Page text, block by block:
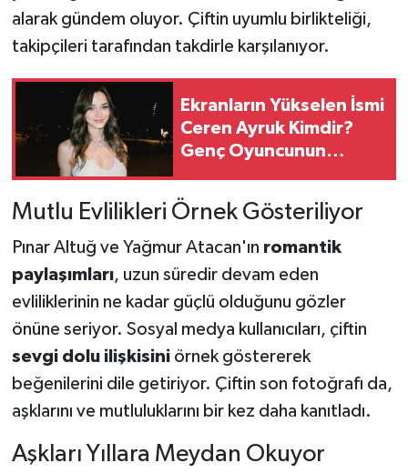
alarak gündem oluyor. Çiftin uyumlu birlikteliği,
takipçileri tarafından takdirle karşılanıyor.
Ekranların Yükselen İsmi
Ceren Ayruk Kimdir?
Genç Oyuncunun
Yapımlar Dikkat Çekiyor
Mutlu Evlilikleri Örnek Gösteriliyor
Pınar Altuğ ve Yağmur Atacan'ın romantik
paylaşımları, uzun süredir devam eden
evliliklerinin ne kadar güçlü olduğunu gözler
önüne seriyor. Sosyal medya kullanıcıları, çiftin
sevgi dolu ilişkisiniörnek göstererek
beğenilerini dile getiriyor. Çiftin son fotoğrafı da,
aşklarını ve mutluluklarını bir kez daha kanıtladı.
Aşkları Yıllara Meydan Okuyor